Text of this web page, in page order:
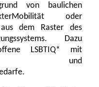
von baulichen
rMobilität oder
dem Raster des
. Dazu
LSBTIQ* mit
.